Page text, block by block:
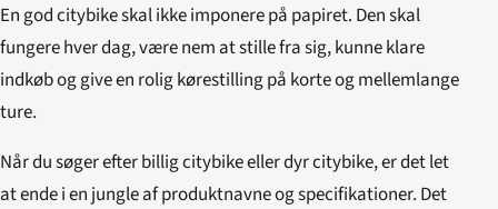
En god citybike skal ikke imponere på papiret. Den skal
fungere hver dag, være nem at stille fra sig, kunne klare
indkøb og give en rolig kørestilling på korte og mellemlange
ture.
Når du søger efter billig citybike eller dyr citybike, er det let
at ende i en jungle af produktnavne og specifikationer. Det